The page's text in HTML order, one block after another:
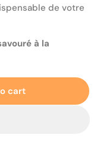
de votre
à la
Isotherme
Mug Matcha
cart